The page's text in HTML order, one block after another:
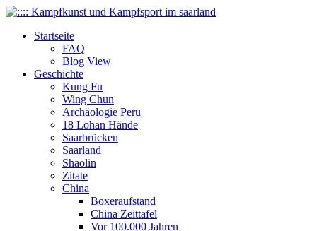
Startseite
FAQ
Blog View
Geschichte
Kung Fu
Wing Chun
Archäologie Peru
18 Lohan Hände
Saarbrücken
Saarland
Shaolin
Zitate
China
Boxeraufstand
China Zeittafel
Vor 100.000 Jahren